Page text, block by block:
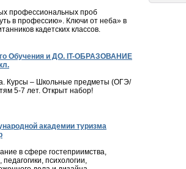
профессиональных проб
в профессию». Ключи от неба» в
кадетских классов.
Обучения и ДО. IT-ОБРАЗОВАНИЕ
Курсы – Школьные предметы (ОГЭ/
5-7 лет. Открыт набор!
академии туризма
в сфере гостеприимства,
психологии,